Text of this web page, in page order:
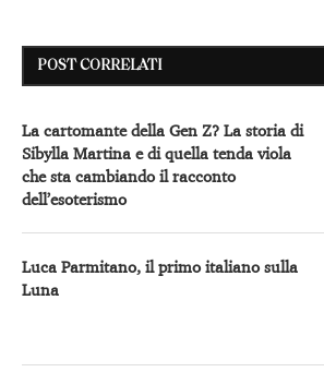
POST CORRELATI
La cartomante della Gen Z? La storia di
Sibylla Martina e di quella tenda viola
che sta cambiando il racconto
dell’esoterismo
Luca Parmitano, il primo italiano sulla
Luna